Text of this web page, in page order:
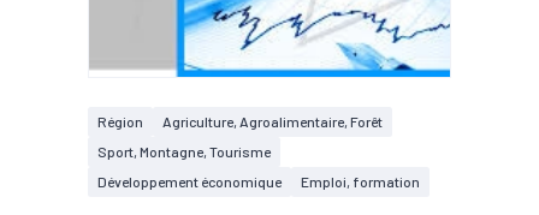
Région
Agriculture, Agroalimentaire, Forêt
Sport, Montagne, Tourisme
Développement économique
Emploi, formation